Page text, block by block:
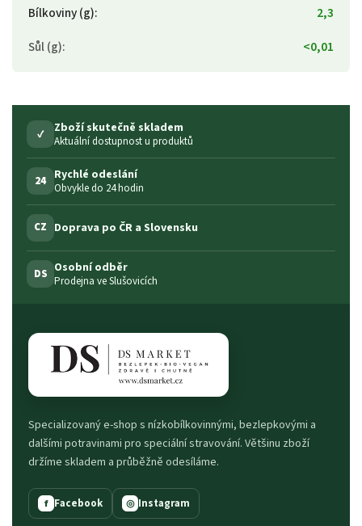
Bílkoviny (g):
2,3
Sůl (g): <0,01
✓ Zboží skutečně skladem
Aktuální dostupnost u produktů
24 Rychlé odeslání
Obvykle do 24 hodin
CZ Doprava po ČR a Slovensku
DS Osobní odběr
Prodejna ve Slušovicích
Specializovaný e-shop s nízkobílkovinnými, bezlepkovými a
dalšími potravinami pro speciální stravování. Většinu zboží
držíme skladem a průběžně odesíláme.
f Facebook ◎ Instagram